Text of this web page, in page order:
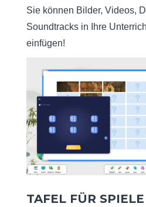
Sie können Bilder, Videos,
Soundtracks in Ihre
einfügen!
TAFEL FÜR SPIELE